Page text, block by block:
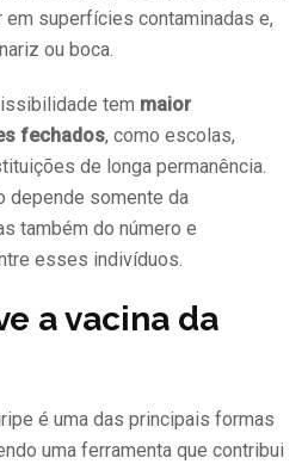
superfícies contaminadas e,
ou boca.
tem maior
fechados, como escolas,
de longa permanência.
depende somente da
também do número e
esses indivíduos.
a vacina da
é uma das principais formas
uma ferramenta que contribui